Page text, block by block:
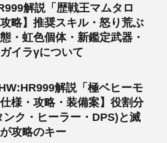
解説「歴戦王マムタロ
攻略】推奨スキル・怒り荒ぶ
・虹色個体・新鑑定武器・
イラγについて
解説「極ベヒーモ
様・攻略・装備案】役割分
ンク・ヒーラー・DPS)と滅
攻略のキー